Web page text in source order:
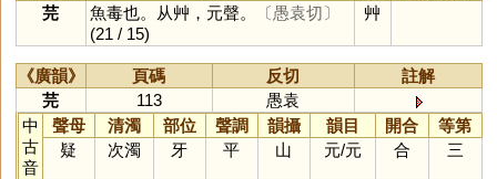
芫
魚毒也。从艸，元聲。
〔愚袁切〕
(21 / 15)
艸
《廣韻》 頁碼 反切
註解
芫
113
愚袁
中
古
音
聲母 清濁 部位 聲調 韻攝 韻目 開合
等第
疑
次濁 牙 平 山 元/元 合 三